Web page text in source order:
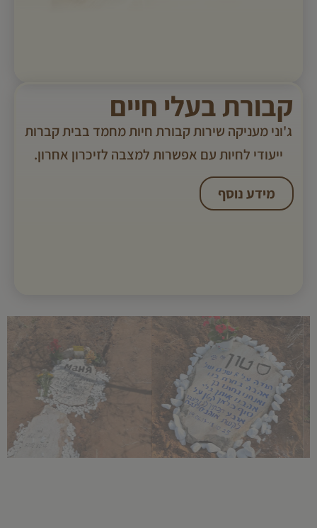
קבורת בעלי חיים
ג'וני מעניקה שירות קבורת חיות מחמד בבית קברות
ייעודי לחיות עם אפשרות למצבה לזיכרון אחרון.
מידע נוסף